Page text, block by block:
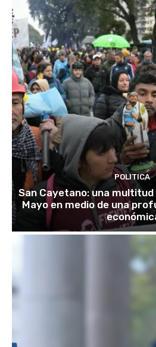
POLITICA
San Cayetano: una
Mayo en medio de una